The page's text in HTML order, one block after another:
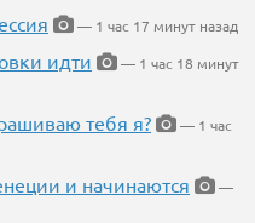
— 1 час 17 минут назад
идти
— 1 час 18 минут
тебя я?
— 1 час
и начинаются
—